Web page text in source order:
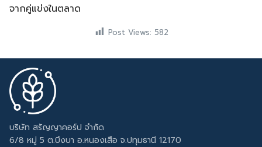
จากคู่แข่งในตลาด
Post Views: 582
บริษัท สรัญญาคอร์ป จำกัด
6/8 หมู่ 5 ต.บึงบา อ.หนองเสือ จ.ปทุมธานี 12170